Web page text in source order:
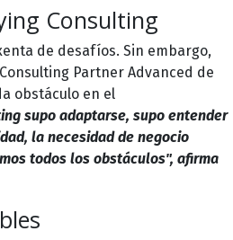
Consulting
de desafíos. Sin embargo,
Partner Advanced de
obstáculo en el
supo adaptarse, supo entender
la necesidad de negocio
todos los obstáculos", afirma